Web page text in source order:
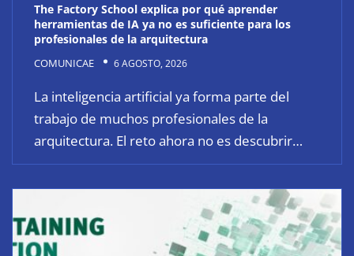
The Factory School explica por qué aprender
herramientas de IA ya no es suficiente para los
profesionales de la arquitectura
COMUNICAE 6 AGOSTO, 2026
La inteligencia artificial ya forma parte del
trabajo de muchos profesionales de la
arquitectura. El reto ahora no es descubrir…